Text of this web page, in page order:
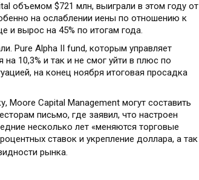
объемом $721 млн, выиграли в этом году от
на ослаблении иены по отношению к
и вырос на 45% по итогам года.
Pure Alpha II fund, которым управляет
10,3% и так и не смог уйти в плюс по
на конец ноября итоговая просадка
Moore Capital Management могут составить
письмо, где заявил, что настроен
несколько лет «меняются торговые
ставок и укрепление доллара, а так
рынка.